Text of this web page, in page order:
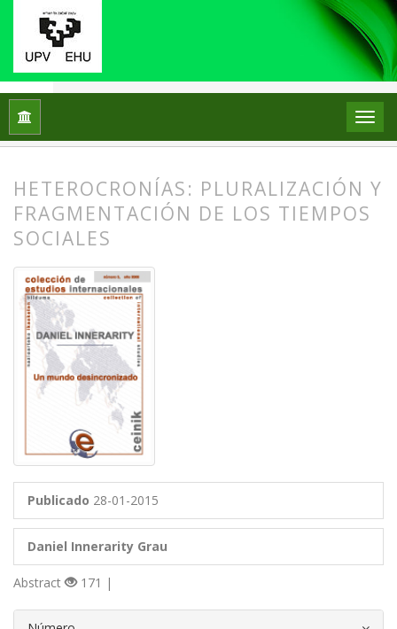
Inicio Núm. 3 (2008): Un mundo desincronizado
HETEROCRONÍAS: PLURALIZACIÓN Y
FRAGMENTACIÓN DE LOS TIEMPOS
SOCIALES
Publicado 28-01-2015
Daniel Innerarity Grau
Abstract 171 |